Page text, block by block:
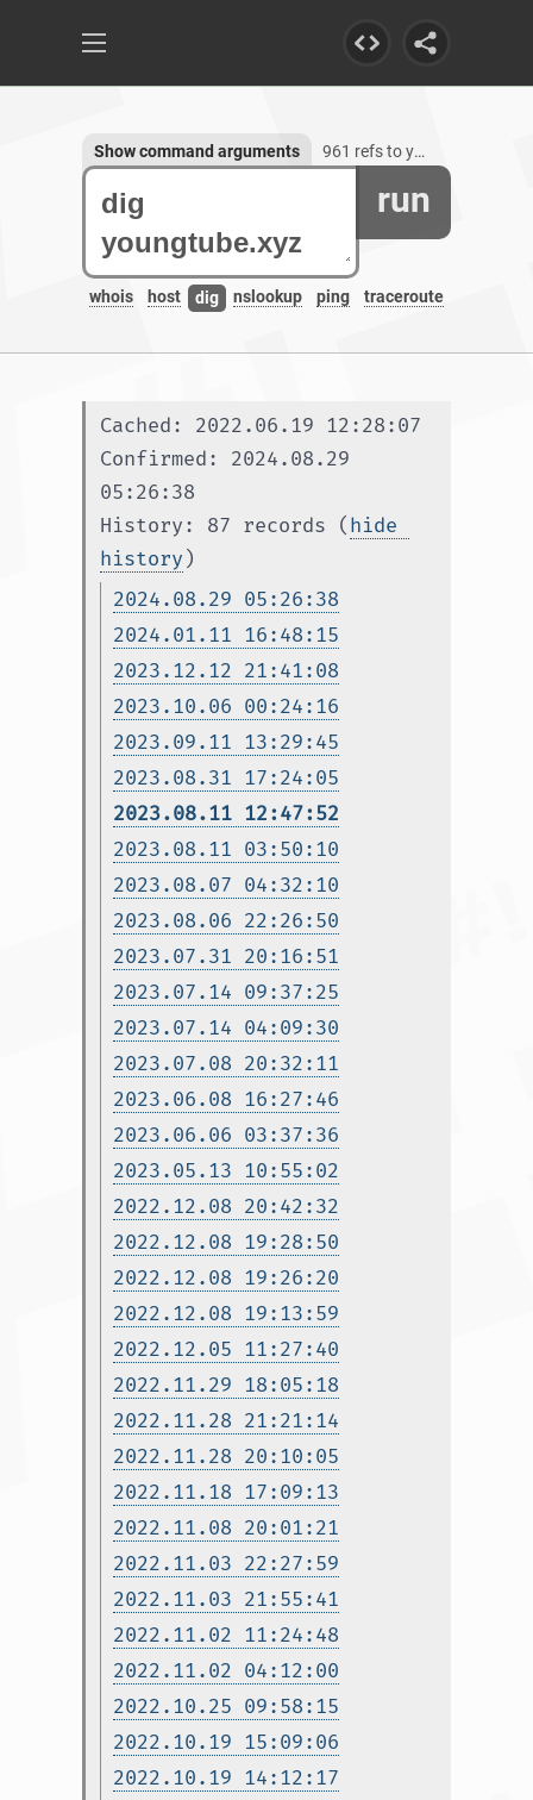
run
whois host dig nslookup ping traceroute
Show command arguments 961 refs to youngtube.xyz
Cached: 2022.06.19 12:28:07
Confirmed: 2024.08.29
05:26:38
History: 87 records (hide
history )
2024.08.29 05:26:38
2024.01.11 16:48:15
2023.12.12 21:41:08
2023.10.06 00:24:16
2023.09.11 13:29:45
2023.08.31 17:24:05
2023.08.11 12:47:52
2023.08.11 03:50:10
2023.08.07 04:32:10
2023.08.06 22:26:50
2023.07.31 20:16:51
2023.07.14 09:37:25
2023.07.14 04:09:30
2023.07.08 20:32:11
2023.06.08 16:27:46
2023.06.06 03:37:36
2023.05.13 10:55:02
2022.12.08 20:42:32
2022.12.08 19:28:50
2022.12.08 19:26:20
2022.12.08 19:13:59
2022.12.05 11:27:40
2022.11.29 18:05:18
2022.11.28 21:21:14
2022.11.28 20:10:05
2022.11.18 17:09:13
2022.11.08 20:01:21
2022.11.03 22:27:59
2022.11.03 21:55:41
2022.11.02 11:24:48
2022.11.02 04:12:00
2022.10.25 09:58:15
2022.10.19 15:09:06
2022.10.19 14:12:17